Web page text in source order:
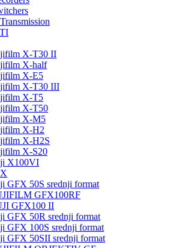
X-T30 II
X-half
X-E5
X-T30 III
X-T5
X-T50
X-M5
X-H2
X-H2S
X-S20
X100VI
GFX 50S srednji format
GFX100RF
GFX100 II
GFX 50R srednji format
GFX 100S srednji format
GFX 50SII srednji format